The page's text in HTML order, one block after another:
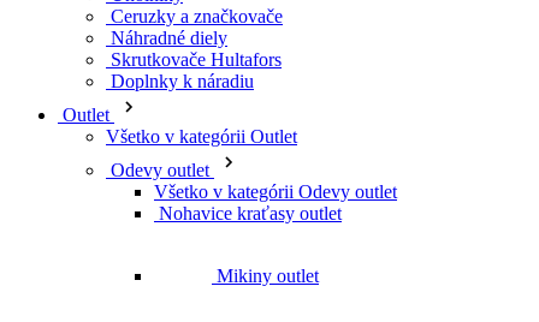
Ceruzky a značkovače
Náhradné diely
Skrutkovače Hultafors
Doplnky k náradiu
Outlet
Všetko v kategórii Outlet
Odevy outlet
Všetko v kategórii Odevy outlet
Nohavice kraťasy outlet